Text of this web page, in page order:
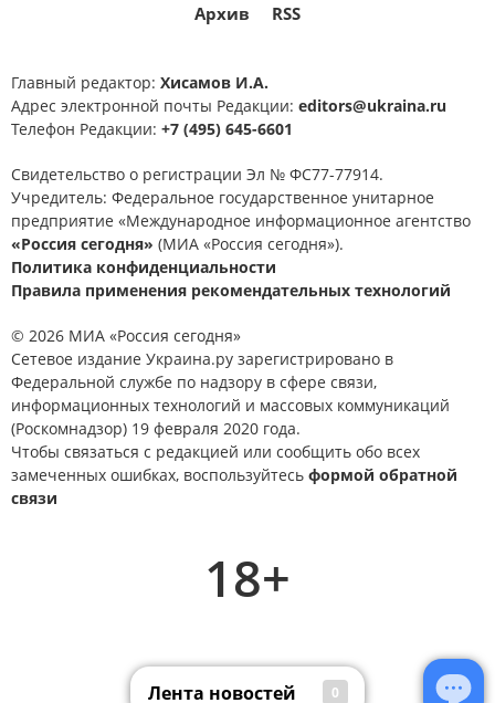
Архив RSS
Главный редактор: Хисамов И.А.
Адрес электронной почты Редакции: editors@ukraina.ru
Телефон Редакции: +7 (495) 645-6601
Свидетельство о регистрации Эл № ФС77-77914.
Учредитель: Федеральное государственное унитарное
предприятие «Международное информационное агентство
«Россия сегодня» (МИА «Россия сегодня»).
Политика конфиденциальности
Правила применения рекомендательных технологий
© 2026 МИА «Россия сегодня»
Сетевое издание Украина.ру зарегистрировано в
Федеральной службе по надзору в сфере связи,
информационных технологий и массовых коммуникаций
(Роскомнадзор) 19 февраля 2020 года.
Чтобы связаться с редакцией или сообщить обо всех
замеченных ошибках, воспользуйтесь формой обратной
связи
18+
Лента новостей 0